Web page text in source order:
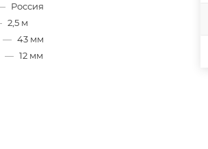
Россия
2,5 м
— 43 мм
— 12 мм